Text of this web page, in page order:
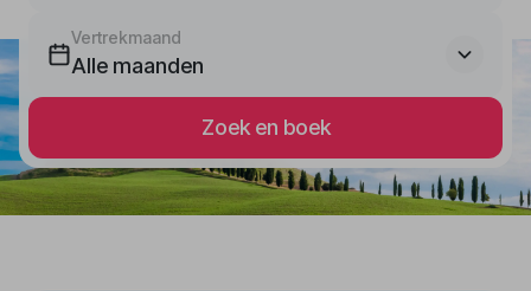
Vertrekmaand
Alle maanden
Zoek en boek